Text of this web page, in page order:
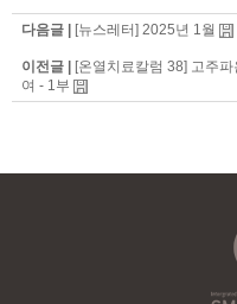
다음글 | [뉴스레터] 2025년 1월
이전글 |
[온열치료칼럼 38] 고주
여 - 1부